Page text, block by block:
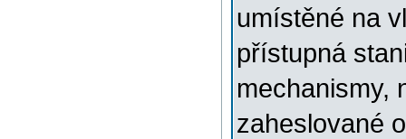
umístěné na
přístupná
mechanismy,
zaheslované